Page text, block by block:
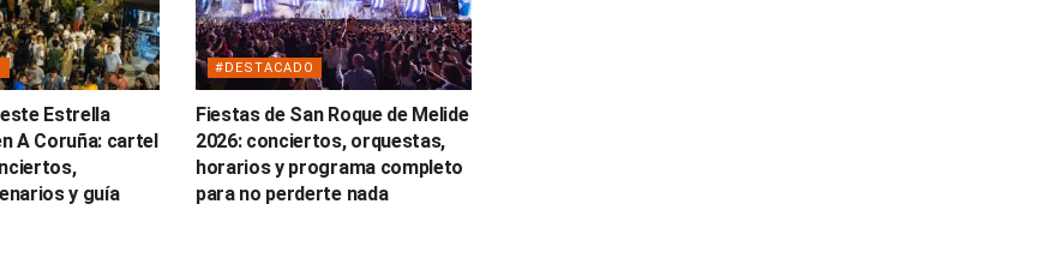
Estrella
A Coruña: cartel
y guía
#DESTACADO
Fiestas de San Roque de Melide
2026: conciertos, orquestas,
horarios y programa completo
para no perderte nada